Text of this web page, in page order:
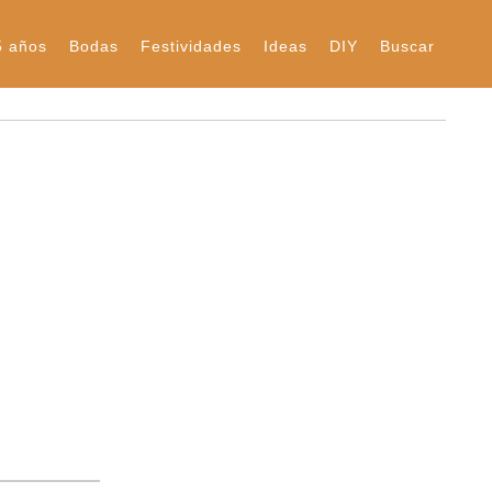
años Bodas Festividades Ideas DIY Buscar